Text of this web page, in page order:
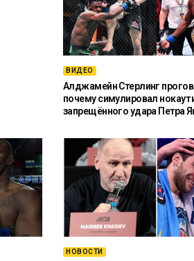
ВИДЕО
Алджамейн Стерлинг
почему симулировал нокаут
запрещённого удара Петра
НОВОСТИ